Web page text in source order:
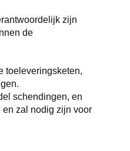
zijn
de
toeleveringsketen,
schendingen, en
zal nodig zijn voor